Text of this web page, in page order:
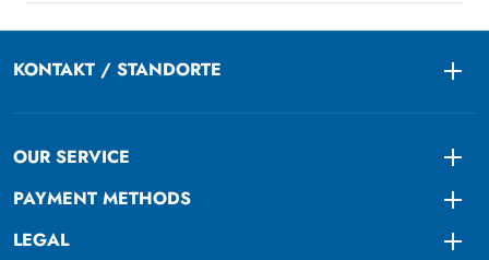
KONTAKT / STANDORTE
OUR SERVICE
PAYMENT METHODS
LEGAL